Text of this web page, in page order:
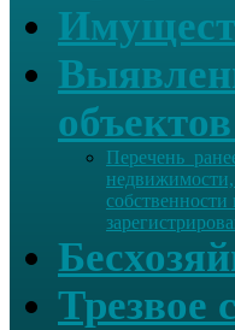
Перечень
недвижимости,
Трезвое